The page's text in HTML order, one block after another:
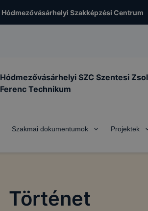
Hódmezővásárhelyi Szakképzési Centrum
Hódmezővásárhelyi SZC Szentesi
Ferenc Technikum
Szakmai dokumentumok Projektek
Történet